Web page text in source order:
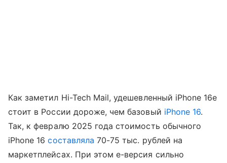
Как заметил Hi-Tech Mail, удешевленный iPhone 16e
стоит в России дороже, чем базовый iPhone 16.
Так, к февралю 2025 года стоимость обычного
iPhone 16составляла 70-75 тыс. рублей на
маркетплейсах. При этом e-версия сильно